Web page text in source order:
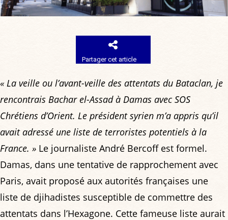
Partager cet article
« La veille ou l’avant-veille des attentats du Bataclan, je
rencontrais Bachar el-Assad à Damas avec SOS
Chrétiens d’Orient. Le président syrien m’a appris qu’il
avait adressé une liste de terroristes potentiels à la
France. » Le journaliste André Bercoff est formel.
Damas, dans une tentative de rapprochement avec
Paris, avait proposé aux autorités françaises une
liste de djihadistes susceptible de commettre des
attentats dans l’Hexagone. Cette fameuse liste aurait